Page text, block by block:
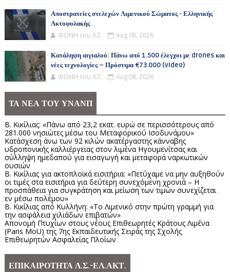
Αποστρατείες στελεχών Λιμενικού Σώματος - Ελληνικής
Ακτοφυλακής
ΦΩΝΗ του Λ.Σ. Aug 08, 2026
Κατάληψη αιγιαλού: Πάνω από 1.500 έλεγχοι με drones και
νέες τεχνολογίες – Πρόστιμα €73.000 (video)
ΦΩΝΗ του Λ.Σ. Aug 08, 2026
ΤΑ ΝΕΑ ΤΟΥ ΥΝΑΝΠ
Β. Κικίλιας: «Πάνω από 23,2 εκατ. ευρώ σε περισσότερους από
281.000 νησιώτες μέσω του Μεταφορικού Ισοδυνάμου»
Κατάσχεση άνω των 92 κιλών ακατέργαστης κάνναβης
υδροπονικής καλλιέργειας στον λιμένα Ηγουμενίτσας και
σύλληψη ημεδαπού για εισαγωγή και μεταφορά ναρκωτικών
ουσιών
Β. Κικίλιας για ακτοπλοϊκά εισιτήρια: «Πετύχαμε να μην αυξηθούν
οι τιμές στα εισιτήρια για δεύτερη συνεχόμενη χρονιά – Η
προσπάθεια για συγκράτηση και μείωση των τιμών συνεχίζεται
εν μέσω πολέμου»
Β. Κικίλιας από Κυλλήνη: «Το Λιμενικό στην πρώτη γραμμή για
την ασφάλεια χιλιάδων επιβατών»
Απονομή Πτυχίων στους νέους Επιθεωρητές Κράτους Λιμένα
(Paris MoU) της 7ης Εκπαιδευτικής Σειράς της Σχολής
Επιθεωρητών Ασφαλείας Πλοίων
ΕΠΙΚΑΙΡΟΤΗΤΑ Λ.Σ.-ΕΛ.ΑΚΤ.